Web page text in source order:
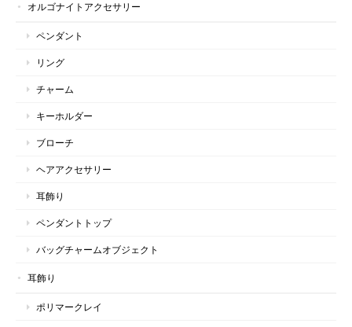
オルゴナイトアクセサリー
ペンダント
リング
チャーム
キーホルダー
ブローチ
ヘアアクセサリー
耳飾り
ペンダントトップ
バッグチャームオブジェクト
耳飾り
ポリマークレイ